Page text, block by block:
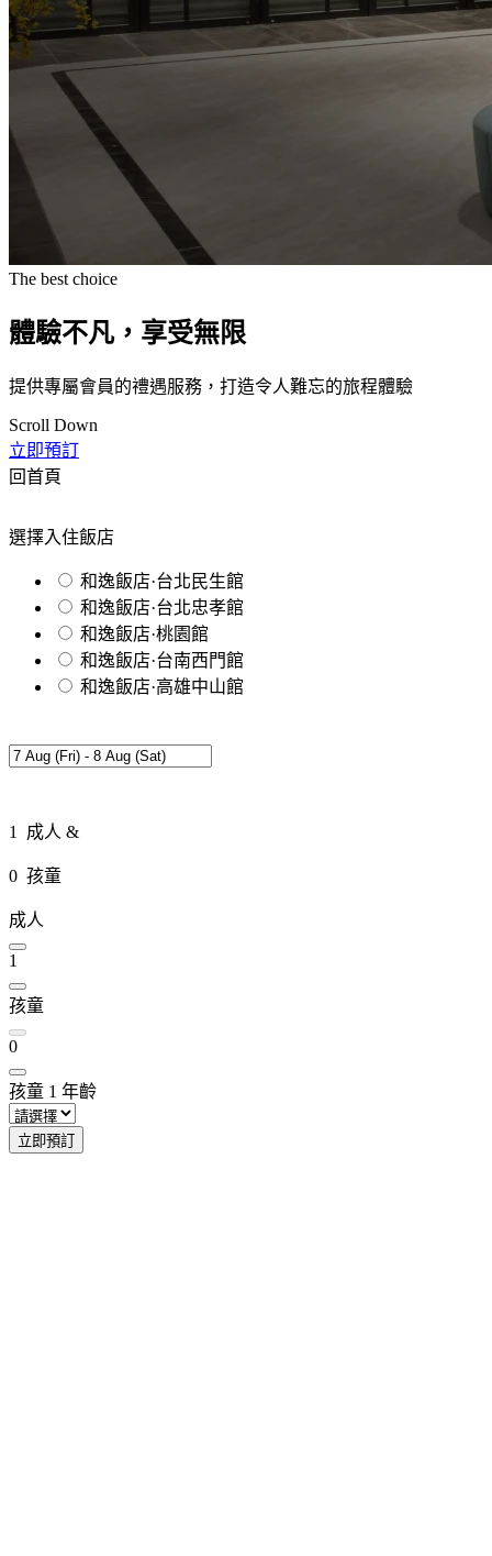
The best choice
體驗不凡，享受無限
提供專屬會員的禮遇服務，打造令人難忘的旅程體驗
Scroll Down
立即預訂
回首頁
選擇入住飯店
和逸飯店·台北民生館
和逸飯店·台北忠孝館
和逸飯店·桃園館
和逸飯店·台南西門館
和逸飯店·高雄中山館
1 成人 &
0 孩童
成人
1
孩童
0
孩童 1 年齡
立即預訂